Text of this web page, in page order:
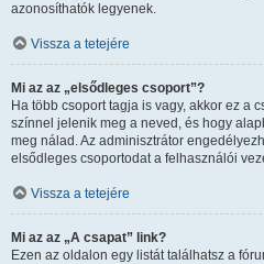
azonosíthatók legyenek.
Vissza a tetejére
Mi az az „elsődleges csoport”?
Ha több csoport tagja is vagy, akkor ez a
színnel jelenik meg a neved, és hogy
meg nálad. Az adminisztrátor
elsődleges csoportodat a felhasználói
Vissza a tetejére
Mi az az „A csapat” link?
Ezen az oldalon egy listát találhatsz a